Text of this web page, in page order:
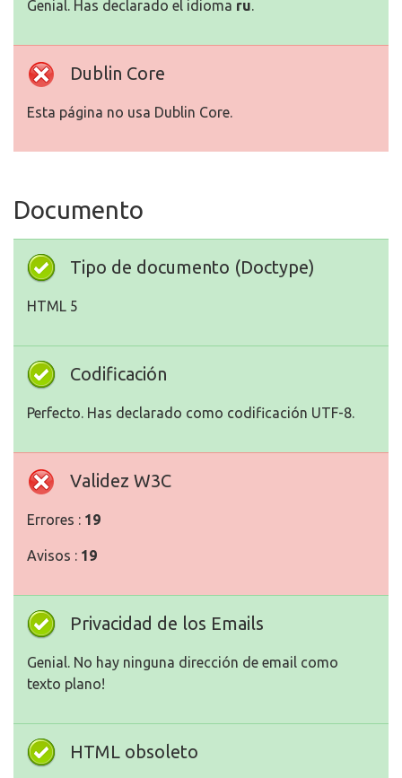
Genial. Has declarado el idioma ru.
Dublin Core
Esta página no usa Dublin Core.
Documento
Tipo de documento (Doctype)
HTML 5
Codificación
Perfecto. Has declarado como codificación UTF-8.
Validez W3C
Errores : 19
Avisos : 19
Privacidad de los Emails
Genial. No hay ninguna dirección de email como
texto plano!
HTML obsoleto